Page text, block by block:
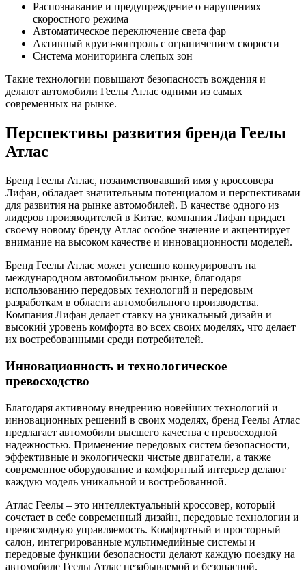
Распознавание и предупреждение о нарушениях
скоростного режима
Автоматическое переключение света фар
Активный круиз-контроль с ограничением скорости
Система мониторинга слепых зон
Такие технологии повышают безопасность вождения и
делают автомобили Геелы Атлас одними из самых
современных на рынке.
Перспективы развития бренда Геелы
Атлас
Бренд Геелы Атлас, позаимствовавший имя у кроссовера
Лифан, обладает значительным потенциалом и перспективами
для развития на рынке автомобилей. В качестве одного из
лидеров производителей в Китае, компания Лифан придает
своему новому бренду Атлас особое значение и акцентирует
внимание на высоком качестве и инновационности моделей.
Бренд Геелы Атлас может успешно конкурировать на
международном автомобильном рынке, благодаря
использованию передовых технологий и передовым
разработкам в области автомобильного производства.
Компания Лифан делает ставку на уникальный дизайн и
высокий уровень комфорта во всех своих моделях, что делает
их востребованными среди потребителей.
Инновационность и технологическое
превосходство
Благодаря активному внедрению новейших технологий и
инновационных решений в своих моделях, бренд Геелы Атлас
предлагает автомобили высшего качества с превосходной
надежностью. Применение передовых систем безопасности,
эффективные и экологически чистые двигатели, а также
современное оборудование и комфортный интерьер делают
каждую модель уникальной и востребованной.
Атлас Геелы – это интеллектуальный кроссовер, который
сочетает в себе современный дизайн, передовые технологии и
превосходную управляемость. Комфортный и просторный
салон, интегрированные мультимедийные системы и
передовые функции безопасности делают каждую поездку на
автомобиле Геелы Атлас незабываемой и безопасной.